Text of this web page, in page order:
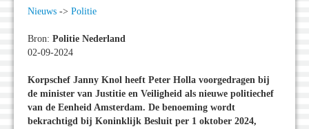
Nieuws -> Politie
Bron: Politie Nederland
02-09-2024
Korpschef Janny Knol heeft Peter Holla voorgedragen bij
de minister van Justitie en Veiligheid als nieuwe politiechef
van de Eenheid Amsterdam. De benoeming wordt
bekrachtigd bij Koninklijk Besluit per 1 oktober 2024,